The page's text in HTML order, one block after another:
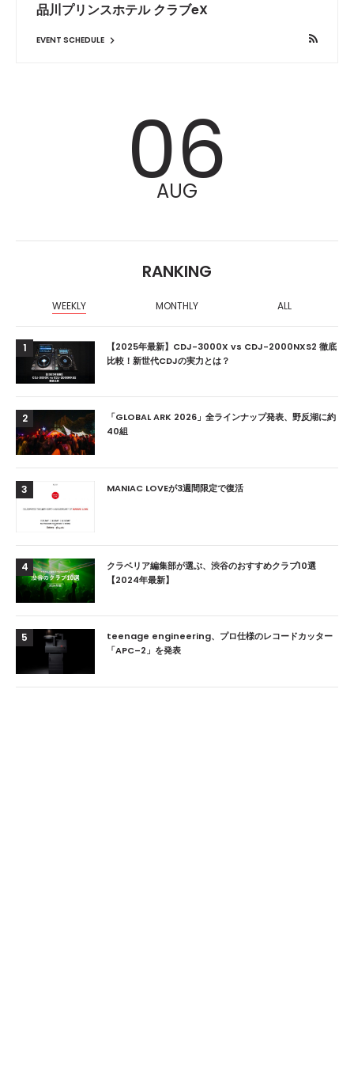
品川プリンスホテル クラブeX
EVENT SCHEDULE
06
AUG
RANKING
WEEKLY MONTHLY ALL
1
【2025年最新】CDJ-3000X vs CDJ-2000NXS2 徹底
比較！新世代CDJの実力とは？
2
「GLOBAL ARK 2026」全ラインナップ発表、野反湖に約
40組
3 MANIAC LOVEが3週間限定で復活
4
クラベリア編集部が選ぶ、渋谷のおすすめクラブ10選
【2024年最新】
5
teenage engineering、プロ仕様のレコードカッター
「APC–2」を発表